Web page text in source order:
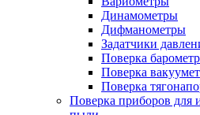
Динамометры
Дифманометры
Задатчики
Поверка
Поверка
Поверка
Поверка приборов для